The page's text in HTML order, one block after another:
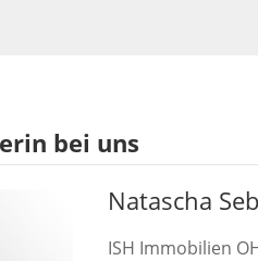
bei uns
Natascha
ISH Immobilien